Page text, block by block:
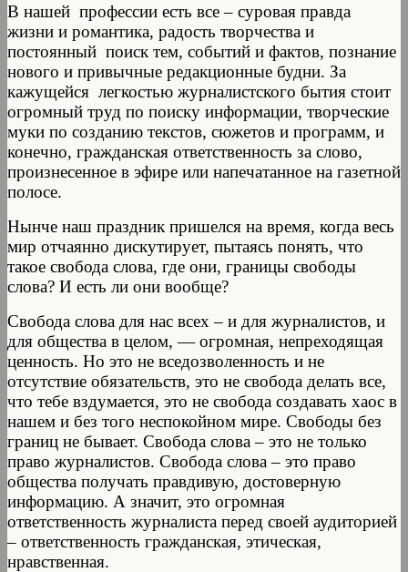
В нашей профессии есть все – суровая правда
жизни и романтика, радость творчества и
постоянный поиск тем, событий и фактов, познание
нового и привычные редакционные будни. За
кажущейся легкостью журналистского бытия стоит
огромный труд по поиску информации, творческие
муки по созданию текстов, сюжетов и программ, и
конечно, гражданская ответственность за слово,
произнесенное в эфире или напечатанное на газетной
полосе.
Нынче наш праздник пришелся на время, когда весь
мир отчаянно дискутирует, пытаясь понять, что
такое свобода слова, где они, границы свободы
слова? И есть ли они вообще?
Свобода слова для нас всех – и для журналистов, и
для общества в целом, — огромная, непреходящая
ценность. Но это не вседозволенность и не
отсутствие обязательств, это не свобода делать все,
что тебе вздумается, это не свобода создавать хаос в
нашем и без того неспокойном мире. Свободы без
границ не бывает. Свобода слова – это не только
право журналистов. Свобода слова – это право
общества получать правдивую, достоверную
информацию. А значит, это огромная
ответственность журналиста перед своей аудиторией
– ответственность гражданская, этическая,
нравственная.